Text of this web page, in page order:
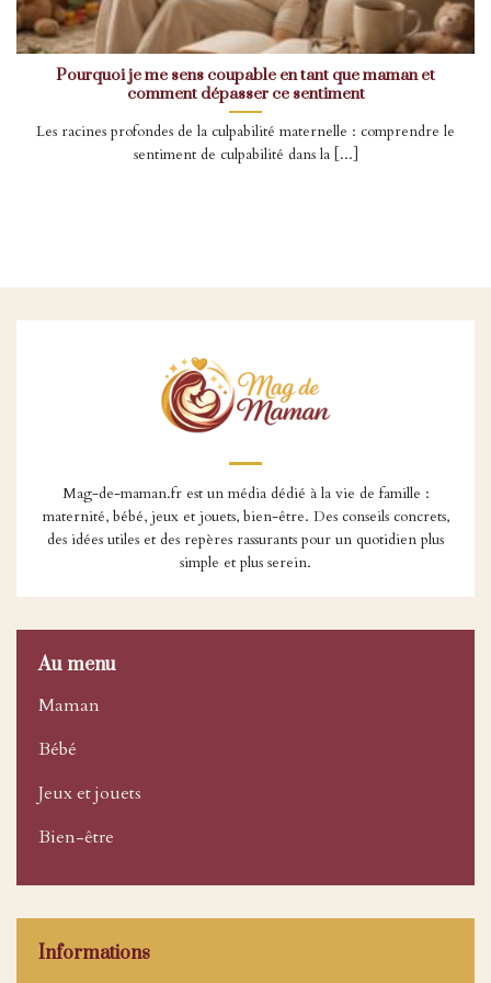
Pourquoi je me sens coupable en tant que maman et
comment dépasser ce sentiment
Les racines profondes de la culpabilité maternelle : comprendre le
sentiment de culpabilité dans la [...]
Mag-de-maman.fr est un média dédié à la vie de famille :
maternité, bébé, jeux et jouets, bien-être. Des conseils concrets,
des idées utiles et des repères rassurants pour un quotidien plus
simple et plus serein.
Au menu
Maman
Bébé
Jeux et jouets
Bien-être
Informations